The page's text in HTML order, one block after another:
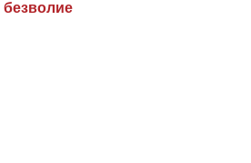
безволие